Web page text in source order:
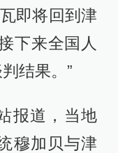
即将回到津
下来全国人
结果。”
报道，当地
穆加贝与津